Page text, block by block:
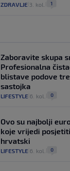
ZDRAVLJE 3. kol. 1
Zaboravite skupa
Profesionalna
blistave podove
sastojka
LIFESTYLE 6. kol. 0
Ovo su najbolji
koje vrijedi
hrvatski
LIFESTYLE 6. kol. 0